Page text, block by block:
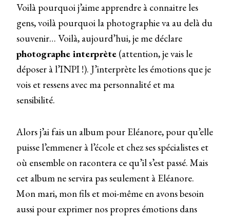
Voilà pourquoi j’aime apprendre à connaitre les
gens, voilà pourquoi la photographie va au delà du
souvenir… Voilà, aujourd’hui, je me déclare
photographe interprète (attention, je vais le
déposer à l’INPI !). J’interprète les émotions que je
vois et ressens avec ma personnalité et ma
sensibilité.
Alors j’ai fais un album pour Eléanore, pour qu’elle
puisse l’emmener à l’école et chez ses spécialistes et
où ensemble on racontera ce qu’il s’est passé. Mais
cet album ne servira pas seulement à Eléanore.
Mon mari, mon fils et moi-même en avons besoin
aussi pour exprimer nos propres émotions dans